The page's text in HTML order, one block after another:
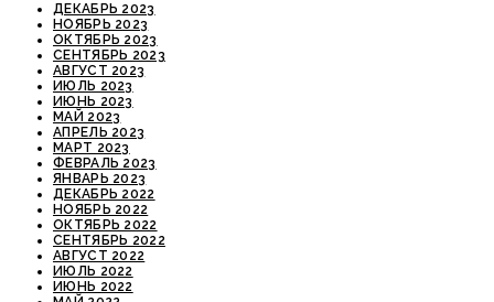
ДЕКАБРЬ 2023
НОЯБРЬ 2023
ОКТЯБРЬ 2023
СЕНТЯБРЬ 2023
АВГУСТ 2023
ИЮЛЬ 2023
ИЮНЬ 2023
МАЙ 2023
АПРЕЛЬ 2023
МАРТ 2023
ФЕВРАЛЬ 2023
ЯНВАРЬ 2023
ДЕКАБРЬ 2022
НОЯБРЬ 2022
ОКТЯБРЬ 2022
СЕНТЯБРЬ 2022
АВГУСТ 2022
ИЮЛЬ 2022
ИЮНЬ 2022